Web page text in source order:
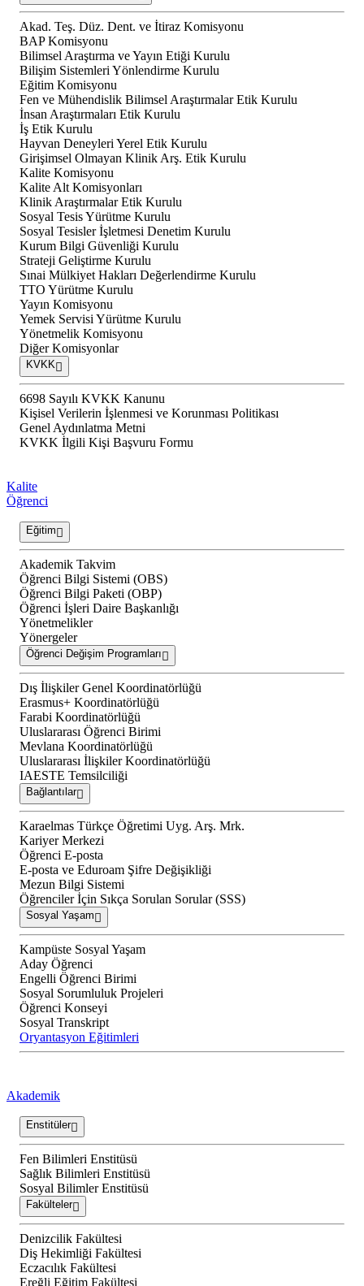
Akad. Teş. Düz. Dent. ve İtiraz Komisyonu
BAP Komisyonu
Bilimsel Araştırma ve Yayın Etiği Kurulu
Bilişim Sistemleri Yönlendirme Kurulu
Eğitim Komisyonu
Fen ve Mühendislik Bilimsel Araştırmalar Etik Kurulu
İnsan Araştırmaları Etik Kurulu
İş Etik Kurulu
Hayvan Deneyleri Yerel Etik Kurulu
Girişimsel Olmayan Klinik Arş. Etik Kurulu
Kalite Komisyonu
Kalite Alt Komisyonları
Klinik Araştırmalar Etik Kurulu
Sosyal Tesis Yürütme Kurulu
Sosyal Tesisler İşletmesi Denetim Kurulu
Kurum Bilgi Güvenliği Kurulu
Strateji Geliştirme Kurulu
Sınai Mülkiyet Hakları Değerlendirme Kurulu
TTO Yürütme Kurulu
Yayın Komisyonu
Yemek Servisi Yürütme Kurulu
Yönetmelik Komisyonu
Diğer Komisyonlar
KVKK
6698 Sayılı KVKK Kanunu
Kişisel Verilerin İşlenmesi ve Korunması Politikası
Genel Aydınlatma Metni
KVKK İlgili Kişi Başvuru Formu
Kalite
Öğrenci
Eğitim
Akademik Takvim
Öğrenci Bilgi Sistemi (OBS)
Öğrenci Bilgi Paketi (OBP)
Öğrenci İşleri Daire Başkanlığı
Yönetmelikler
Yönergeler
Öğrenci Değişim Programları
Dış İlişkiler Genel Koordinatörlüğü
Erasmus+ Koordinatörlüğü
Farabi Koordinatörlüğü
Uluslararası Öğrenci Birimi
Mevlana Koordinatörlüğü
Uluslararası İlişkiler Koordinatörlüğü
IAESTE Temsilciliği
Bağlantılar
Karaelmas Türkçe Öğretimi Uyg. Arş. Mrk.
Kariyer Merkezi
Öğrenci E-posta
E-posta ve Eduroam Şifre Değişikliği
Mezun Bilgi Sistemi
Öğrenciler İçin Sıkça Sorulan Sorular (SSS)
Sosyal Yaşam
Kampüste Sosyal Yaşam
Aday Öğrenci
Engelli Öğrenci Birimi
Sosyal Sorumluluk Projeleri
Öğrenci Konseyi
Sosyal Transkript
Oryantasyon Eğitimleri
Akademik
Enstitüler
Fen Bilimleri Enstitüsü
Sağlık Bilimleri Enstitüsü
Sosyal Bilimler Enstitüsü
Fakülteler
Denizcilik Fakültesi
Diş Hekimliği Fakültesi
Eczacılık Fakültesi
Ereğli Eğitim Fakültesi